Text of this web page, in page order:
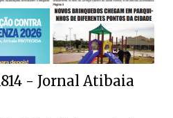
- Jornal Atibaia